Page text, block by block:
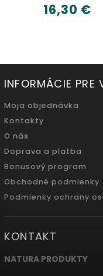
16,30 €
INFORMÁCIE PRE
Moja objednávka
Kontakty
O nás
Doprava a platba
Bonusový program
Obchodné podmienky
Podmienky ochrany
KONTAKT
NATURA PRODUKTY